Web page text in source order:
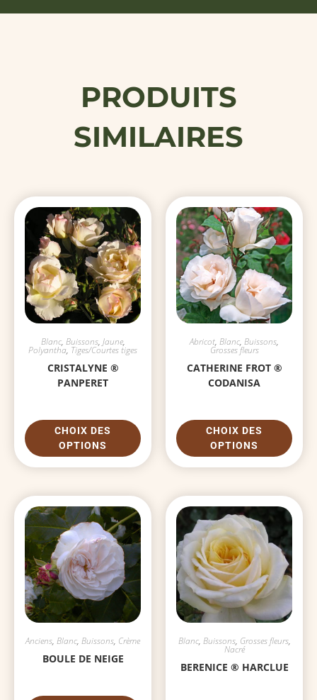
PRODUITS
SIMILAIRES
Blanc, Buissons, Jaune,
Polyantha, Tiges/Courtes tiges
CRISTALYNE ®
PANPERET
CHOIX DES
OPTIONS
Abricot, Blanc, Buissons,
Grosses fleurs
CATHERINE FROT ®
CODANISA
CHOIX DES
OPTIONS
Anciens, Blanc, Buissons, Crème
BOULE DE NEIGE
Blanc, Buissons, Grosses fleurs,
Nacré
BERENICE ® HARCLUE